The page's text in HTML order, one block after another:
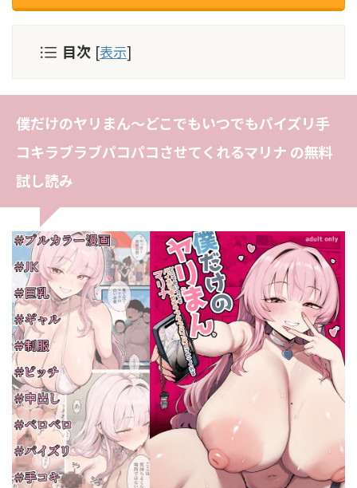
目次 [表示]
僕だけのヤリまん〜どこでもいつでもパイズリ手
コキラブラブパコパコさせてくれるマリナ の無料
試し読み